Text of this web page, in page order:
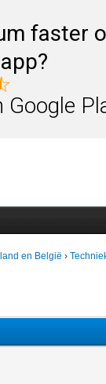
faster
Google
en België ›